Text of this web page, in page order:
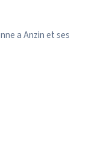
a Anzin et ses